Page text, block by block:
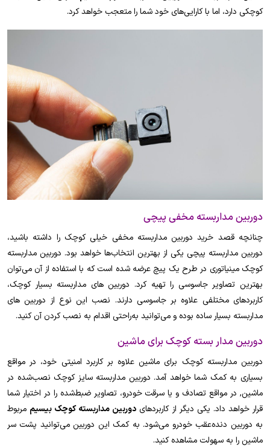
کوچکی دارد، اما با کارایی‌های خود شما را متعجب خواهد کرد.
دوربین مداربسته مخفی پیچی
چنانچه قصد خرید دوربین مداربسته مخفی خیلی کوچک را داشته باشید،
دوربین مداربسته پیچی یکی از بهترین انتخاب‌ها خواهد بود. دوربین مداربسته
کوچک مینیاتوری در طرح یک پیچ عرضه شده است که با استفاده از آن می‌توان
بهترین تصاویر جاسوسی را تهیه کرد. دوربین های مداربسته بسیار کوچک،
کاربردهای مختلفی علاوه بر جاسوسی دارند. نصب این نوع از دوربین های
مداربسته بسیار ساده بوده و می‌توانید به‌راحتی اقدام به نصب کردن آن کنید.
دوربین مدار بسته کوچک برای ماشین
دوربین مداربسته کوچک برای ماشین علاوه بر کاربرد امنیتی خود، در مواقع
بسیاری به کمک شما خواهد آمد. دوربین مداربسته سایز کوچک نصب‌شده در
ماشین, در مواقع تصادف و یا سرقت خودرو، تصاویر ضبط‌شده را در اختیار شما
قرار خواهد داد. یکی دیگر از کاربردهای دوربین مداربسته کوچک بیسیم مربوط
به دوربین دنده‌عقب خودرو می‌شود. به کمک این دوربین می‌توانید پشت سر
ماشین را به سهولت مشاهده کنید.